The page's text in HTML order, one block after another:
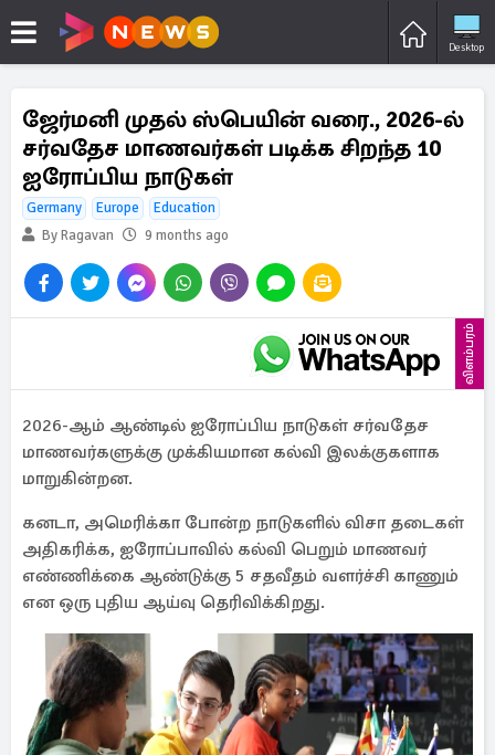
Desktop
ஜேர்மனி முதல் ஸ்பெயின் வரை., 2026-ல்
சர்வதேச மாணவர்கள் படிக்க சிறந்த 10
ஐரோப்பிய நாடுகள்
Germany Europe
Education
By Ragavan
9 months ago
விளம்பரம்
2026-ஆம் ஆண்டில் ஐரோப்பிய நாடுகள் சர்வதேச
மாணவர்களுக்கு முக்கியமான கல்வி இலக்குகளாக
மாறுகின்றன.
கனடா, அமெரிக்கா போன்ற நாடுகளில் விசா தடைகள்
அதிகரிக்க, ஐரோப்பாவில் கல்வி பெறும் மாணவர்
எண்ணிக்கை ஆண்டுக்கு 5 சதவீதம் வளர்ச்சி காணும்
என ஒரு புதிய ஆய்வு தெரிவிக்கிறது.